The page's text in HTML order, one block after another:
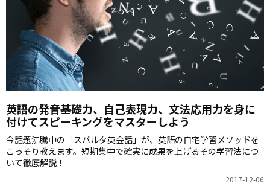
英語の発音基礎力、自己表現力、文法応用力を身に
付けてスピーキングをマスターしよう
今話題沸騰中の「スパルタ英会話」が、英語の自宅学習メソッドを
こっそり教えます。短期集中で確実に成果を上げるその学習法につ
いて徹底解説！
2017-12-06